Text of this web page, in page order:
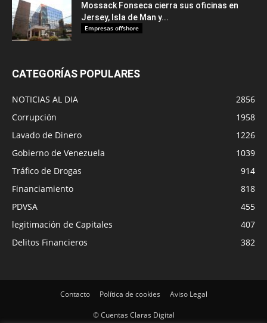
Mossack Fonseca cierra sus oficinas en
Jersey, Isla de Man y...
Empresas offshore
CATEGORÍAS POPULARES
NOTICIAS AL DIA
2856
Corrupción
1958
Lavado de Dinero
1226
Gobierno de Venezuela
1039
Tráfico de Drogas
914
Financiamiento
818
PDVSA
455
legitimación de Capitales
407
Delitos Financieros
382
Contacto Política de cookies Aviso Legal
© Cuentas Claras Digital